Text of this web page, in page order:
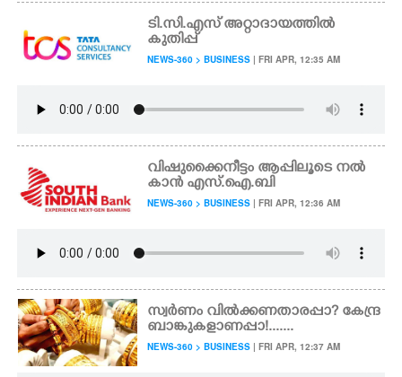
ടി.സി.എസ് അറ്റാദായത്തിൽ
കുതിപ്പ്
NEWS-360 > BUSINESS | FRI APR, 12:35 AM
വിഷുക്കൈനീട്ടം ആപ്പിലൂടെ നൽ
കാൻ എസ്.ഐ.ബി
NEWS-360 > BUSINESS | FRI APR, 12:36 AM
സ്വർണം വിൽക്കണതാരപ്പാ? കേന്ദ്ര
ബാങ്കുകളാണപ്പാ!.......
NEWS-360 > BUSINESS | FRI APR, 12:37 AM